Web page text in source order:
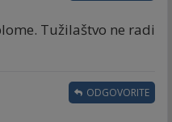
Tužilaštvo ne radi
ODGOVORITE